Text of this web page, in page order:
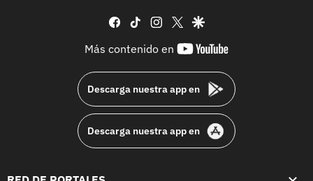
facebook
tiktok instagram
twittergoogle
Más contenido en
youtube-
Descarga nuestra app en
Descarga nuestra app en